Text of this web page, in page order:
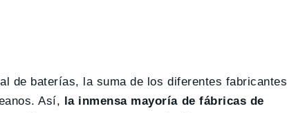
de baterías, la suma de los diferentes fabricantes
Así, la inmensa mayoría de fábricas de